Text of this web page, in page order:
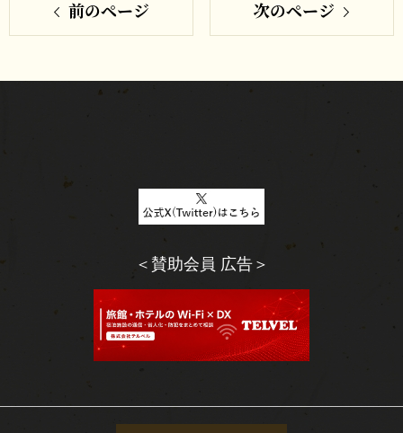
す
る
す
前のページ 次のページ
＜賛助会員 広告＞